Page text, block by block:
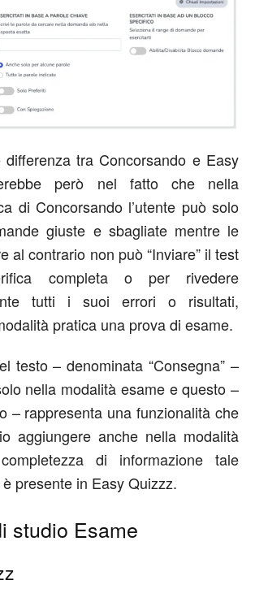
tra Concorsando e Easy
però nel fatto che nella
di Concorsando l’utente può solo
giuste e sbagliate mentre le
al contrario non può “Inviare” il test
completa o per rivedere
tutti i suoi errori o risultati,
pratica una prova di esame.
testo – denominata “Consegna” –
nella modalità esame e questo –
– rappresenta una funzionalità che
aggiungere anche nella modalità
di informazione tale
presente in Easy Quizzz.
studio Esame